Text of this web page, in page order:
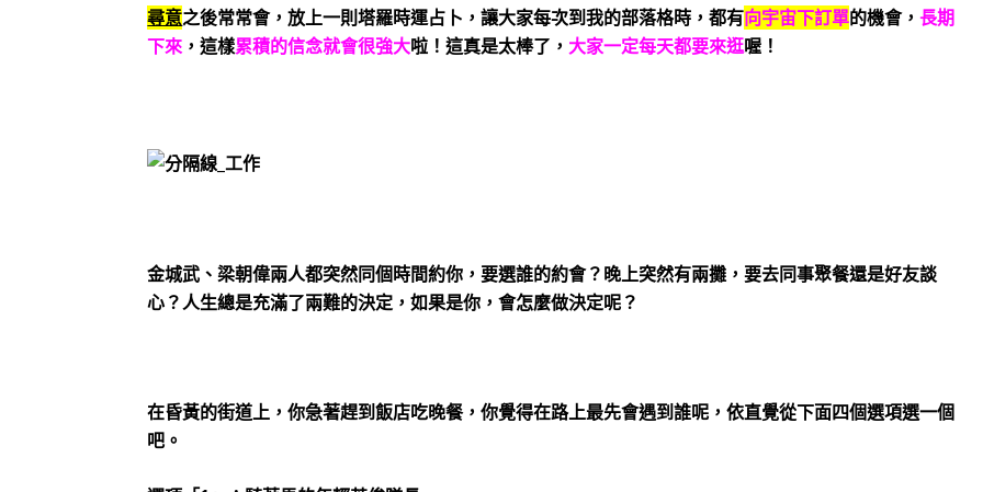
尋意之後常常會，放上一則塔羅時運占卜，讓大家每次到我的部落格時，都有向宇宙下訂單的機會，長期
下來 ，這樣累積的信念就會很強大啦！這真是太棒了， 大家一定每天都要來逛喔！
金城武、梁朝偉兩人都突然同個時間約你，要選誰的約會？晚上突然有兩攤，要去同事聚餐還是好友談
心？人生總是充滿了兩難的決定，如果是你，會怎麼做決定呢？
在昏黃的街道上，你急著趕到飯店吃晚餐，你覺得在路上最先會遇到誰呢，依直覺從下面四個選項選一個
吧。